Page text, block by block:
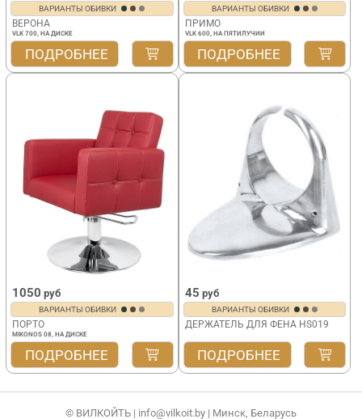
ВАРИАНТЫ ОБИВКИ
ВЕРОНА
VLK 700, НА ДИСКЕ
ПОДРОБНЕЕ
ВАРИАНТЫ ОБИВКИ
ПРИМО
VLK 600, НА ПЯТИЛУЧИИ
ПОДРОБНЕЕ
1050 руб
ВАРИАНТЫ ОБИВКИ
ПОРТО
MIKONOS 08, НА ДИСКЕ
ПОДРОБНЕЕ
45 руб
ВАРИАНТЫ ОБИВКИ
ДЕРЖАТЕЛЬ ДЛЯ ФЕНА HS019
ПОДРОБНЕЕ
© ВИЛКОЙТЬ | info@vilkoit.by | Минск, Беларусь